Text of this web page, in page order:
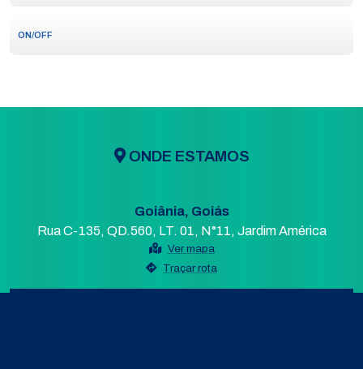
ON/OFF
ONDE ESTAMOS
Goiânia, Goiás
Rua C-135, QD.560, LT. 01, N°11, Jardim América
Ver mapa
Traçar rota